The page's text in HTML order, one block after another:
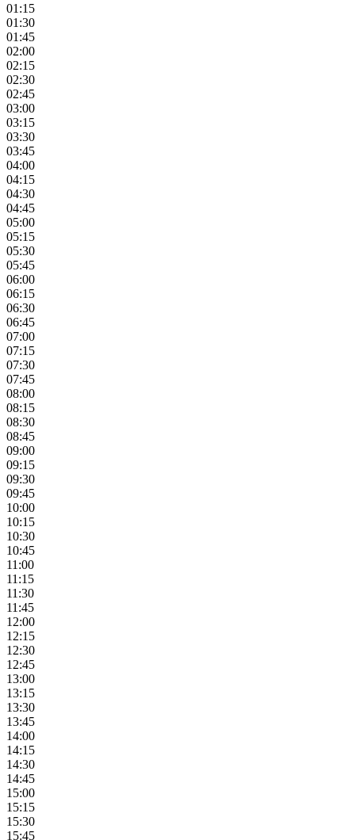
01:15
01:30
01:45
02:00
02:15
02:30
02:45
03:00
03:15
03:30
03:45
04:00
04:15
04:30
04:45
05:00
05:15
05:30
05:45
06:00
06:15
06:30
06:45
07:00
07:15
07:30
07:45
08:00
08:15
08:30
08:45
09:00
09:15
09:30
09:45
10:00
10:15
10:30
10:45
11:00
11:15
11:30
11:45
12:00
12:15
12:30
12:45
13:00
13:15
13:30
13:45
14:00
14:15
14:30
14:45
15:00
15:15
15:30
15:45